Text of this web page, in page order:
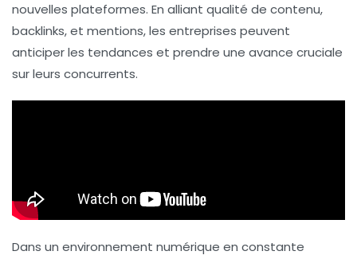
nouvelles plateformes. En alliant qualité de contenu,
backlinks, et mentions, les entreprises peuvent
anticiper les tendances et prendre une avance cruciale
sur leurs concurrents.
Dans un environnement numérique en constante